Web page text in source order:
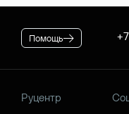
Помощь
Руцентр